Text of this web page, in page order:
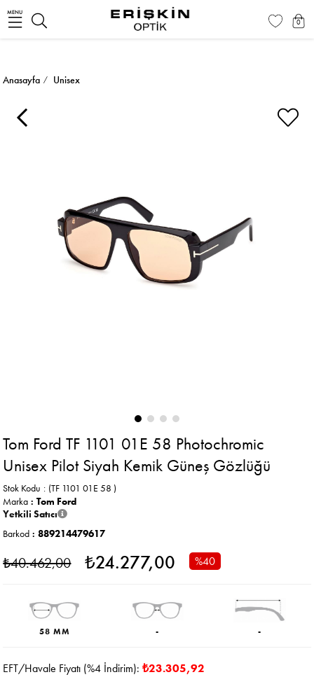
MENU
0
Anasayfa Unisex
Tom Ford TF 1101 01E 58 Photochromic
Unisex Pilot Siyah Kemik Güneş Gözlüğü
(TF 1101 01E 58 )
Stok Kodu
Marka : Tom Ford
Yetkili Satıcı
Barkod : 889214479617
₺40.462,00 ₺24.277,00 %40
58 MM - -
EFT/Havale Fiyatı (%4 İndirim):₺23.305,92